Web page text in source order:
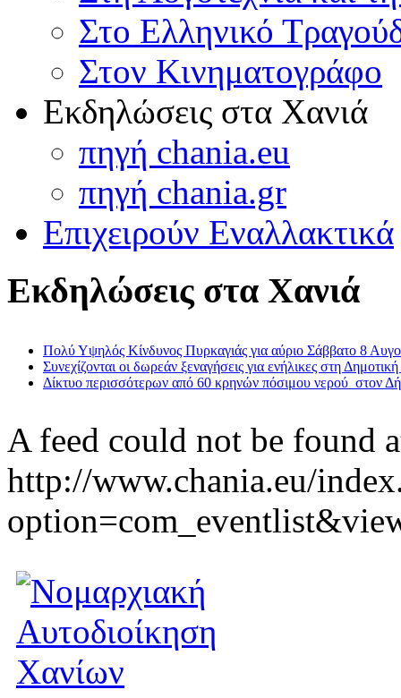
Στο Ελληνικό
Στον Κινηματογράφο
Εκδηλώσεις στα Χανιά
πηγή chania.eu
πηγή chania.gr
Επιχειρούν Εναλλακτικά
Εκδηλώσεις στα Χανιά
Πολύ Υψηλός Κίνδυνος Πυρκαγιάς για αύριο Σάββατο 8
Συνεχίζονται οι δωρεάν ξεναγήσεις για ενήλικες στη
Δίκτυο περισσότερων από 60 κρηνών πόσιμου νερού στον
A feed could not be found
http://www.chania.eu/